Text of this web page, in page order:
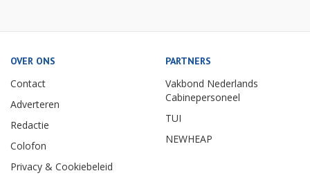
OVER ONS
Contact
Adverteren
Redactie
Colofon
Privacy & Cookiebeleid
PARTNERS
Vakbond Nederlands
Cabinepersoneel
TUI
NEWHEAP